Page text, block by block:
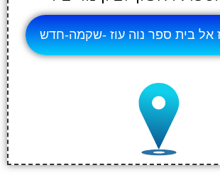
אל בית ספר נוה עוז -שקמה-חדש